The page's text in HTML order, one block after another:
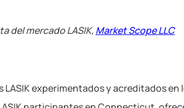
del mercado LASIK, Market Scope LLC
LASIK experimentados y acreditados